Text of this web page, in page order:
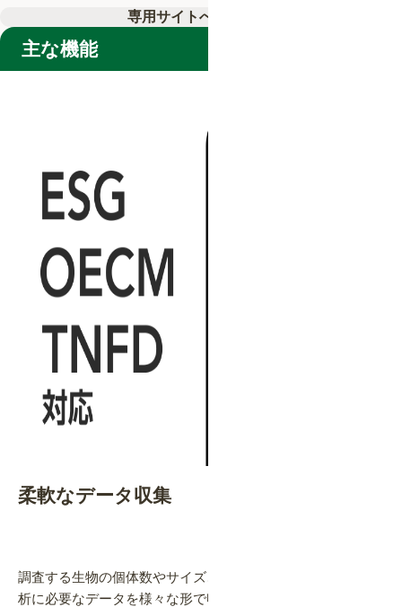
専用サイトへ
主な機能
柔軟なデータ収集
調査する生物の個体数やサイズ、さらには調査労力まで、分
析に必要なデータを様々な形で収集できます。目的に合わせ